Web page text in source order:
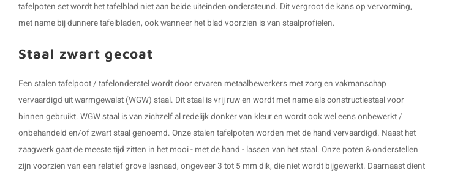
tafelpoten set wordt het tafelblad niet aan beide uiteinden ondersteund. Dit vergroot de kans op vervorming,
met name bij dunnere tafelbladen, ook wanneer het blad voorzien is van staalprofielen.
Staal zwart gecoat
Een stalen tafelpoot / tafelonderstel wordt door ervaren metaalbewerkers met zorg en vakmanschap
vervaardigd uit warmgewalst (WGW) staal. Dit staal is vrij ruw en wordt met name als constructiestaal voor
binnen gebruikt. WGW staal is van zichzelf al redelijk donker van kleur en wordt ook wel eens onbewerkt /
onbehandeld en/of zwart staal genoemd. Onze stalen tafelpoten worden met de hand vervaardigd. Naast het
zaagwerk gaat de meeste tijd zitten in het mooi - met de hand - lassen van het staal. Onze poten & onderstellen
zijn voorzien van een relatief grove lasnaad, ongeveer 3 tot 5 mm dik, die niet wordt bijgewerkt. Daarnaast dient